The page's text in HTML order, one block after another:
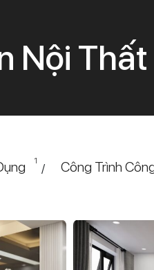
Nội
1
/ Công Trình